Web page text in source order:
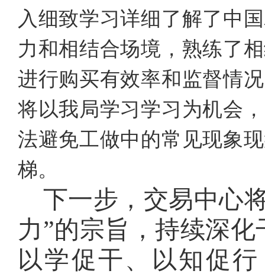
入细致学习详细了解了中
力和相结合场境，熟练了
进行购买有效率和监督情
将以我局学习学习为机会
法避免工做中的常见现象
梯。
下一步，交易中心
力”的宗旨，持续深
以学促干、以知促